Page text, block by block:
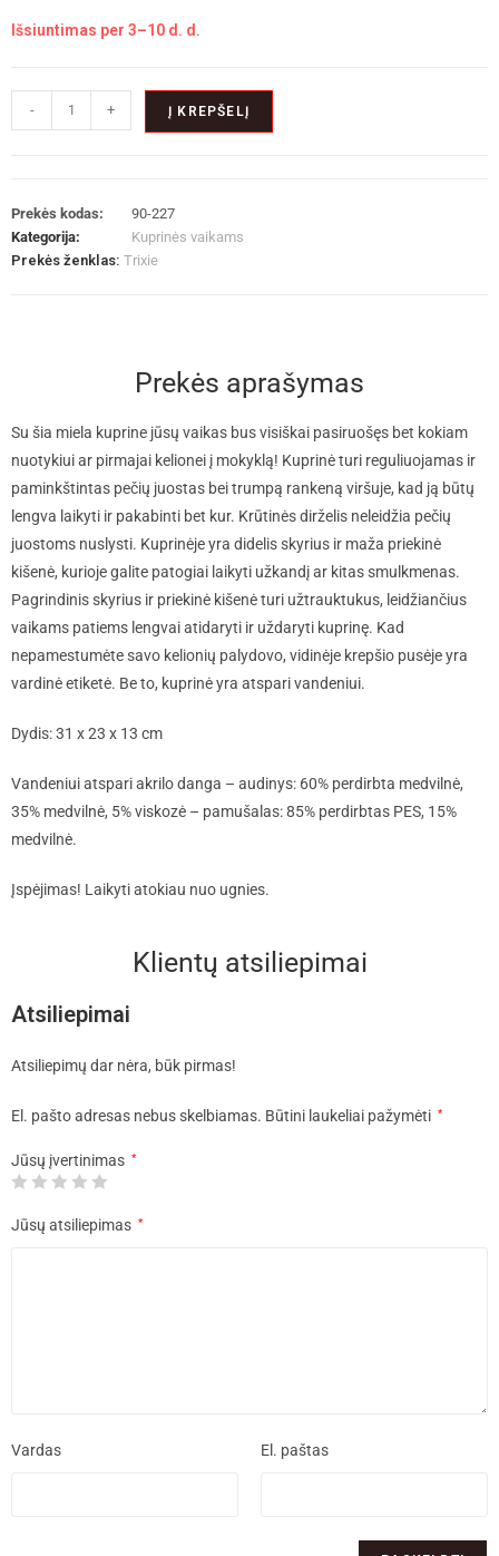
Išsiuntimas per 3–10 d. d.
- + Į KREPŠELĮ
Prekės kodas:
90-227
Kategorija:
Kuprinės vaikams
Prekės ženklas: Trixie
Prekės aprašymas
Su šia miela kuprine jūsų vaikas bus visiškai pasiruošęs bet kokiam
nuotykiui ar pirmajai kelionei į mokyklą! Kuprinė turi reguliuojamas ir
paminkštintas pečių juostas bei trumpą rankeną viršuje, kad ją būtų
lengva laikyti ir pakabinti bet kur. Krūtinės dirželis neleidžia pečių
juostoms nuslysti. Kuprinėje yra didelis skyrius ir maža priekinė
kišenė, kurioje galite patogiai laikyti užkandį ar kitas smulkmenas.
Pagrindinis skyrius ir priekinė kišenė turi užtrauktukus, leidžiančius
vaikams patiems lengvai atidaryti ir uždaryti kuprinę. Kad
nepamestumėte savo kelionių palydovo, vidinėje krepšio pusėje yra
vardinė etiketė. Be to, kuprinė yra atspari vandeniui.
Dydis: 31 x 23 x 13 cm
Vandeniui atspari akrilo danga – audinys: 60% perdirbta medvilnė,
35% medvilnė, 5% viskozė – pamušalas: 85% perdirbtas PES, 15%
medvilnė.
Įspėjimas! Laikyti atokiau nuo ugnies.
Klientų atsiliepimai
Atsiliepimai
Atsiliepimų dar nėra, būk pirmas!
El. pašto adresas nebus skelbiamas. Būtini laukeliai pažymėti *
Jūsų įvertinimas *
Jūsų atsiliepimas *
Vardas El. paštas